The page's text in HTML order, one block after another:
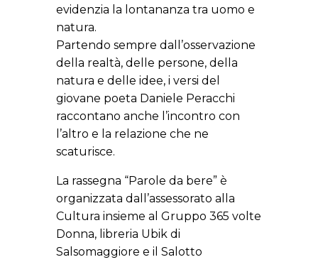
evidenzia la lontananza tra uomo e
natura.
Partendo sempre dall’osservazione
della realtà, delle persone, della
natura e delle idee, i versi del
giovane poeta Daniele Peracchi
raccontano anche l’incontro con
l’altro e la relazione che ne
scaturisce.
La rassegna “Parole da bere” è
organizzata dall’assessorato alla
Cultura insieme al Gruppo 365 volte
Donna, libreria Ubik di
Salsomaggiore e il Salotto